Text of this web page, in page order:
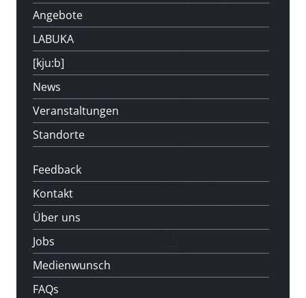
Angebote
LABUKA
[kju:b]
News
Veranstaltungen
Standorte
Feedback
Kontakt
Über uns
Jobs
Medienwunsch
FAQs